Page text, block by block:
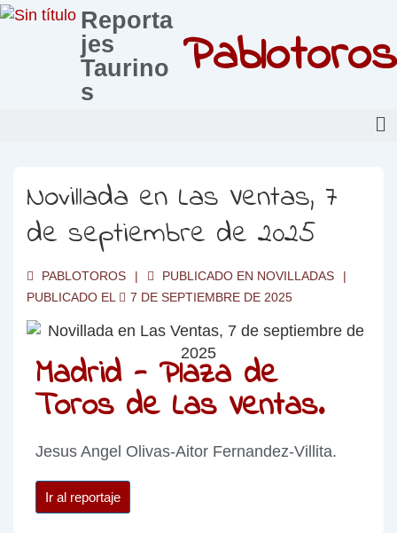
Reporta
jes
Taurino
s
Pablotoros
Novillada en Las Ventas, 7
de septiembre de 2025
PABLOTOROS PUBLICADO EN NOVILLADAS
PUBLICADO EL
7 DE SEPTIEMBRE DE 2025
Madrid - Plaza de
Toros de Las Ventas.
Jesus Angel Olivas-Aitor Fernandez-Villita.
Ir al reportaje